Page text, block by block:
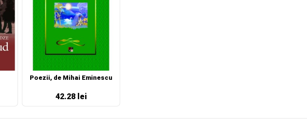
Poezii, de Mihai Eminescu
42.28 lei